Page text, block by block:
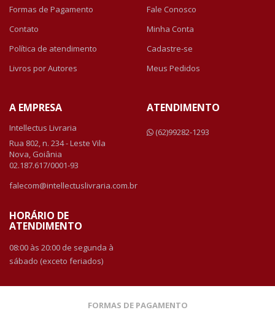
Formas de Pagamento
Contato
Política de atendimento
Livros por Autores
Fale Conosco
Minha Conta
Cadastre-se
Meus Pedidos
A EMPRESA
Intellectus Livraria
Rua 802, n. 234 - Leste Vila
Nova, Goiânia
02.187.617/0001-93
falecom@intellectuslivraria.com.br
HORÁRIO DE
ATENDIMENTO
08:00 às 20:00 de segunda à
sábado (exceto feriados)
ATENDIMENTO
(62)99282-1293
FORMAS DE PAGAMENTO